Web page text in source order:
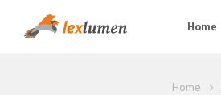
Home
Home